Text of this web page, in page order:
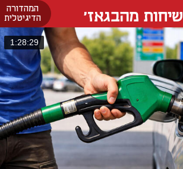
המהדורה
הדיגיטלית
שיחות מהבגאז'
1:28:29